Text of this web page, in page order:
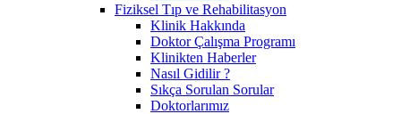
Fiziksel Tıp ve Rehabilitasyon
Klinik Hakkında
Doktor Çalışma Programı
Klinikten Haberler
Nasıl Gidilir ?
Sıkça Sorulan Sorular
Doktorlarımız